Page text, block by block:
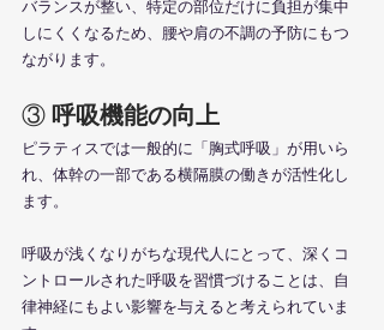
バランスが整い、特定の部位だけに負担が集中
しにくくなるため、腰や肩の不調の予防にもつ
ながります。
③ 呼吸機能の向上
ピラティスでは一般的に「胸式呼吸」が用いら
れ、体幹の一部である横隔膜の働きが活性化し
ます。
呼吸が浅くなりがちな現代人にとって、深くコ
ントロールされた呼吸を習慣づけることは、自
律神経にもよい影響を与えると考えられていま